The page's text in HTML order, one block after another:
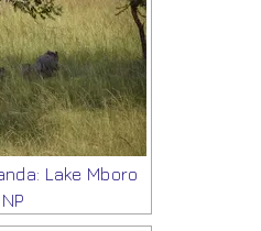
Lake Mboro
NP